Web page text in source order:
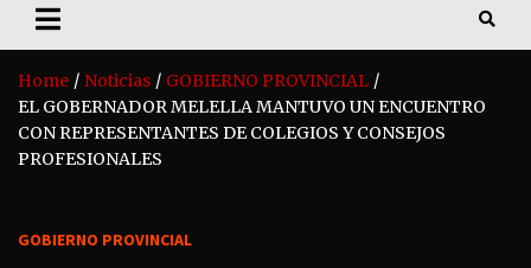
Home Noticias
GOBIERNO PROVINCIAL
EL GOBERNADOR MELELLA MANTUVO UN ENCUENTRO
CON REPRESENTANTES DE COLEGIOS Y CONSEJOS
PROFESIONALES
GOBIERNO PROVINCIAL